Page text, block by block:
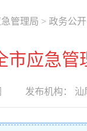
管理局 > 政务公开
市应急管
发布机构： 汕